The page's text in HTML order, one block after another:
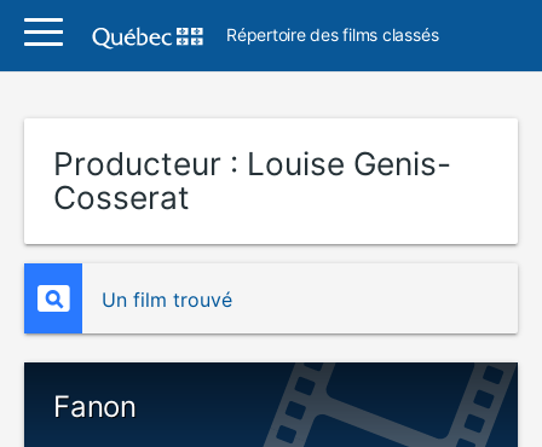
Répertoire des films classés
Producteur : Louise Genis-
Cosserat
Un film trouvé
Fanon